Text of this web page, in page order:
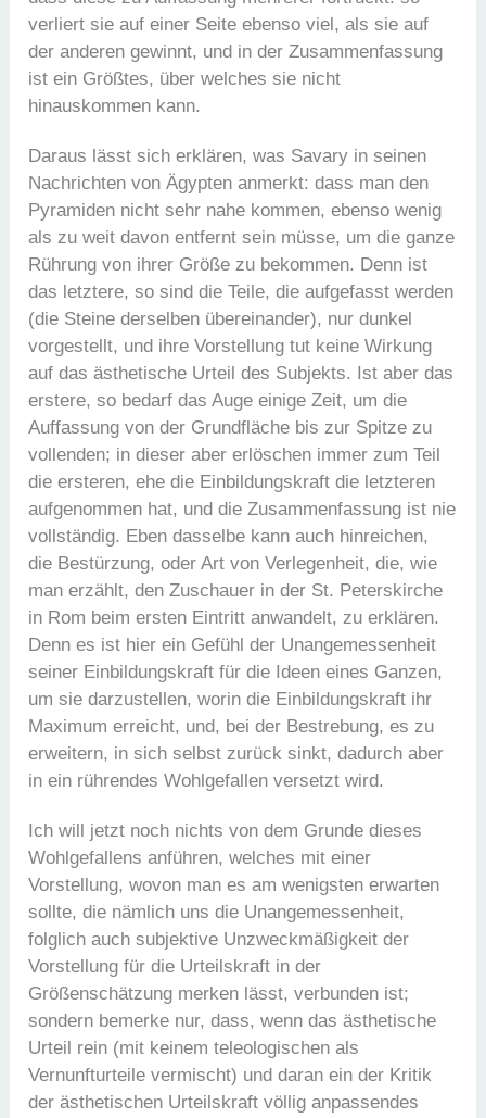
verliert sie auf einer Seite ebenso viel, als sie auf
der anderen gewinnt, und in der Zusammenfassung
ist ein Größtes, über welches sie nicht
hinauskommen kann.
Daraus lässt sich erklären, was Savary in seinen
Nachrichten von Ägypten anmerkt: dass man den
Pyramiden nicht sehr nahe kommen, ebenso wenig
als zu weit davon entfernt sein müsse, um die ganze
Rührung von ihrer Größe zu bekommen. Denn ist
das letztere, so sind die Teile, die aufgefasst werden
(die Steine derselben übereinander), nur dunkel
vorgestellt, und ihre Vorstellung tut keine Wirkung
auf das ästhetische Urteil des Subjekts. Ist aber das
erstere, so bedarf das Auge einige Zeit, um die
Auffassung von der Grundfläche bis zur Spitze zu
vollenden; in dieser aber erlöschen immer zum Teil
die ersteren, ehe die Einbildungskraft die letzteren
aufgenommen hat, und die Zusammenfassung ist nie
vollständig. Eben dasselbe kann auch hinreichen,
die Bestürzung, oder Art von Verlegenheit, die, wie
man erzählt, den Zuschauer in der St. Peterskirche
in Rom beim ersten Eintritt anwandelt, zu erklären.
Denn es ist hier ein Gefühl der Unangemessenheit
seiner Einbildungskraft für die Ideen eines Ganzen,
um sie darzustellen, worin die Einbildungskraft ihr
Maximum erreicht, und, bei der Bestrebung, es zu
erweitern, in sich selbst zurück sinkt, dadurch aber
in ein rührendes Wohlgefallen versetzt wird.
Ich will jetzt noch nichts von dem Grunde dieses
Wohlgefallens anführen, welches mit einer
Vorstellung, wovon man es am wenigsten erwarten
sollte, die nämlich uns die Unangemessenheit,
folglich auch subjektive Unzweckmäßigkeit der
Vorstellung für die Urteilskraft in der
Größenschätzung merken lässt, verbunden ist;
sondern bemerke nur, dass, wenn das ästhetische
Urteil rein (mit keinem teleologischen als
Vernunfturteile vermischt) und daran ein der Kritik
der ästhetischen Urteilskraft völlig anpassendes